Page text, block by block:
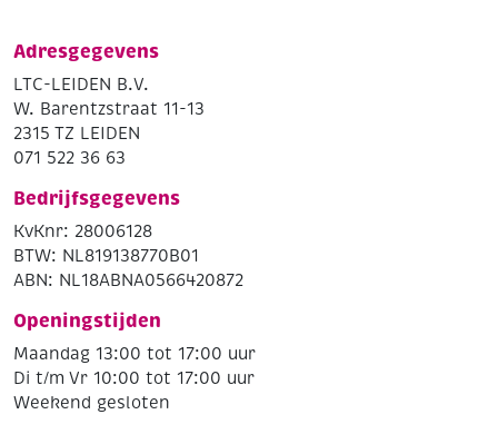
Adresgegevens
LTC-LEIDEN B.V.
W. Barentzstraat 11-13
2315 TZ LEIDEN
071 522 36 63
Bedrijfsgegevens
KvKnr: 28006128
BTW: NL819138770B01
ABN: NL18ABNA0566420872
Openingstijden
Maandag 13:00 tot 17:00 uur
Di t/m Vr 10:00 tot 17:00 uur
Weekend gesloten